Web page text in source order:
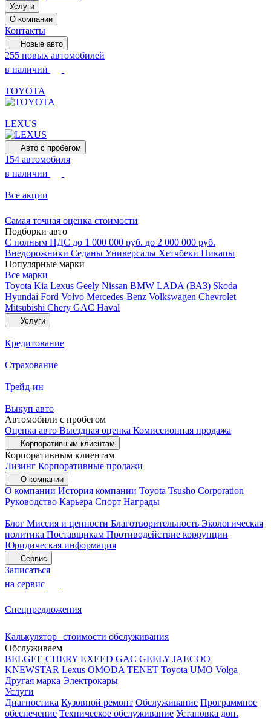
Услуги
О компании
Контакты
Новые авто
255 новых автомобилей
в наличии
TOYOTA
LEXUS
Авто с пробегом
154 автомобиля
в наличии
Все акции
Самая точная оценка стоимости
Подборки авто
С полным НДС до 1 000 000 руб. до 2 000 000 руб.
Внедорожники Седаны Универсалы Хетчбеки Пикапы
Популярные марки
Все марки
Toyota Kia Lexus Geely Nissan BMW LADA (ВАЗ) Skoda
Hyundai Ford Volvo Mercedes-Benz Volkswagen Chevrolet
Mitsubishi Chery GAC Haval
Услуги
Кредитование
Страхование
Трейд-ин
Выкуп авто
Автомобили с пробегом
Оценка авто Выездная оценка Комиссионная продажа
Корпоративным клиентам
Корпоративным клиентам
Лизинг Корпоративные продажи
О компании
О компании История компании Toyota Tsusho Corporation
Руководство Карьера Спорт Награды
Блог Миссия и ценности Благотворительность Экологическая
политика Поставщикам Противодействие коррупции
Юридическая информация
Сервис
Записаться
на сервис
Спецпредложения
Калькулятор стоимости обслуживания
Обслуживаем
BELGEE CHERY EXEED GAC GEELY JAECOO
KNEWSTAR Lexus OMODA TENET Toyota UMO Volga
Другая марка Электрокары
Услуги
Диагностика Кузовной ремонт Обслуживание Программное
обеспечение Техническое обслуживание Установка доп.